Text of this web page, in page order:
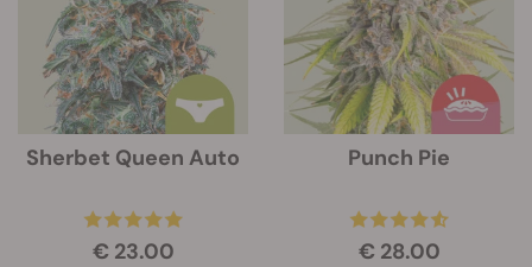
Sherbet Queen Auto
€ 23.00
Punch Pie
€ 28.00